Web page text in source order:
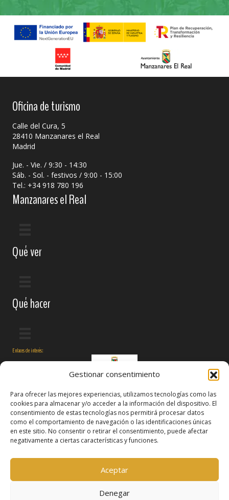
Gestionar consentimiento
Para ofrecer las mejores experiencias, utilizamos tecnologías como las
cookies para almacenar y/o acceder a la información del dispositivo. El
consentimiento de estas tecnologías nos permitirá procesar datos
como el comportamiento de navegación o las identificaciones únicas
en este sitio. No consentir o retirar el consentimiento, puede afectar
negativamente a ciertas características y funciones.
Aceptar
Denegar
Oficina de turismo
Calle del Cura, 5
28410 Manzanares el Real
Madrid
Jue. - Vie. / 9:30 - 14:30
Sáb. - Sol. - festivos / 9:00 - 15:00
Tel.: +34 918 780 196
Manzanares el Real
Qué ver
Qué hacer
Enlaces de interés:
Síguenos en: